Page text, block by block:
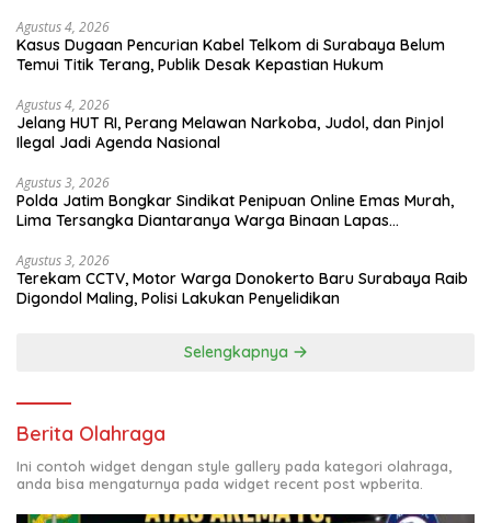
Agustus 4, 2026
Kasus Dugaan Pencurian Kabel Telkom di Surabaya Belum
Temui Titik Terang, Publik Desak Kepastian Hukum
Agustus 4, 2026
Jelang HUT RI, Perang Melawan Narkoba, Judol, dan Pinjol
Ilegal Jadi Agenda Nasional
Agustus 3, 2026
Polda Jatim Bongkar Sindikat Penipuan Online Emas Murah,
Lima Tersangka Diantaranya Warga Binaan Lapas
Agustus 3, 2026
Terekam CCTV, Motor Warga Donokerto Baru Surabaya Raib
Digondol Maling, Polisi Lakukan Penyelidikan
Selengkapnya
Berita Olahraga
Ini contoh widget dengan style gallery pada kategori olahraga,
anda bisa mengaturnya pada widget recent post wpberita.